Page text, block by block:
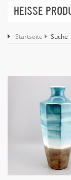
HEISSE
Startseite Suche